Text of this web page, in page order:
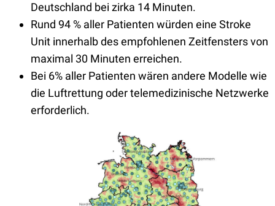
Deutschland bei zirka 14 Minuten.
Rund 94 % aller Patienten würden eine Stroke
Unit innerhalb des empfohlenen Zeitfensters von
maximal 30 Minuten erreichen.
Bei 6% aller Patienten wären andere Modelle wie
die Luftrettung oder telemedizinische Netzwerke
erforderlich.